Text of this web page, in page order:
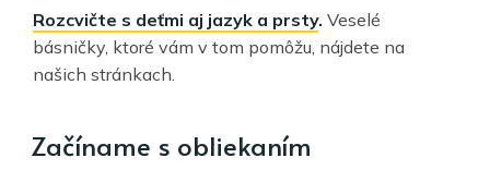
Rozcvičte s deťmi aj jazyk a prsty. Veselé
básničky, ktoré vám v tom pomôžu, nájdete na
našich stránkach.
Začíname s obliekaním